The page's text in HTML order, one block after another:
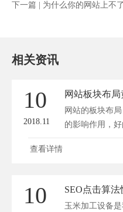
下一篇 | 为什么你的网站上不
相关资讯
10
2018.11
网站板块布
网站的板块布
的影响作用，
查看详情
10 SEO点击算法
玉米加工设备